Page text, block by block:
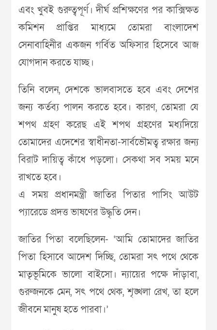
এবং খুবই গুরুত্বপূর্ণ। দীর্ঘ প্রশিক্ষণের পর কাক্সিক্ষত
কমিশন প্রাপ্তির মাধ্যমে তোমরা বাংলাদেশ
সেনাবাহিনীর একজন গর্বিত অফিসার হিসেবে আজ
যোগদান করতে যাচ্ছ।
তিনি বলেন, দেশকে ভালবাসতে হবে এবং দেশের
জন্য কর্তব্য পালন করতে হবে। কারণ, তোমরা যে
শপথ গ্রহণ করেছ এই শপথ গ্রহণের মধ্যদিয়ে
তোমাদের এদেশের স্বাধীনতা-সার্বভৌমত্ব রক্ষার জন্য
বিরাট দায়িত্ব কাঁধে পড়লো। সেকথা সব সময় মনে
রাখতে হবে।
এ সময় প্রধানমন্ত্রী জাতির পিতার পাসিং আউট
প্যারেডে প্রদত্ত ভাষণের উদ্ধৃতি দেন।
জাতির পিতা বলেছিলেন- ‘আমি তোমাদের জাতির
পিতা হিসাবে আদেশ দিচ্ছি, তোমরা সৎ পথে থেকে
মাতৃভূমিকে ভালো বাইসো। ন্যায়ের পক্ষে দাঁড়াবা,
গুরুজনকে মেন, সৎ পথে থেক, শৃঙ্খলা রেখ, তা হলে
জীবনে মানুষ হতে পারবা।’